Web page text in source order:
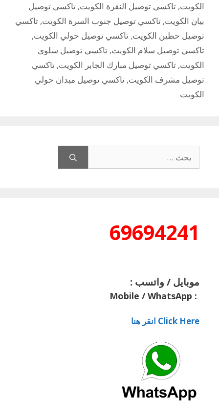
الكويت, تاكسي توصيل النقرة الكويت, تاكسي توصيل
بيان الكويت, تاكسي توصيل جنوب السرة الكويت, تاكسي
توصيل حطين الكويت, تاكسي توصيل حولي الكويت,
تاكسي توصيل سلام الكويت, تاكسي توصيل سلوى
الكويت, تاكسي توصيل مبارك الجابر الكويت, تاكسي
توصيل مشرف الكويت, تاكسي توصيل ميدان حولي
الكويت
عن:
69694241
موبايل / واتسب :
:
Mobile / WhatsApp
Click Here انقر هنا